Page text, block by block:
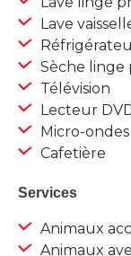
Lave
Sèche linge
Télévision
Lecteur
Micro-ondes
Cafetière
Services
Animaux
Animaux